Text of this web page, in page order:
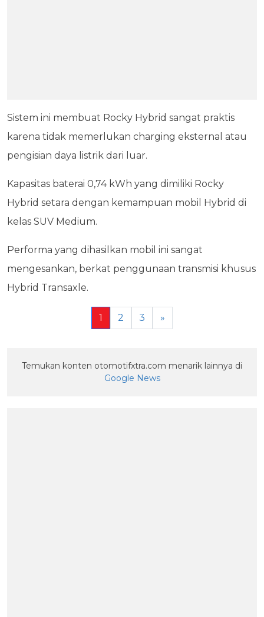
Sistem ini membuat Rocky Hybrid sangat praktis
karena tidak memerlukan charging eksternal atau
pengisian daya listrik dari luar.
Kapasitas baterai 0,74 kWh yang dimiliki Rocky
Hybrid setara dengan kemampuan mobil Hybrid di
kelas SUV Medium.
Performa yang dihasilkan mobil ini sangat
mengesankan, berkat penggunaan transmisi khusus
Hybrid Transaxle.
1 2 3 »
Temukan konten otomotifxtra.com menarik lainnya di
Google News